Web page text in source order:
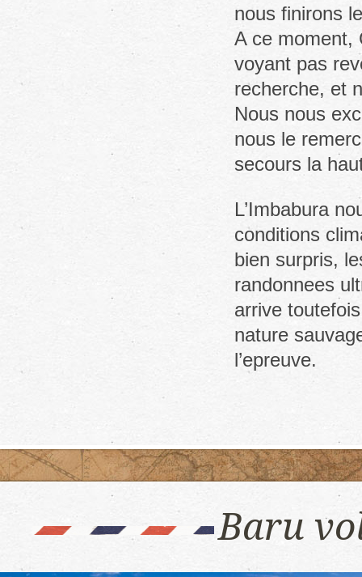
nous finirons
A ce moment,
voyant pas
recherche, et
Nous nous
nous le
secours la
L’Imbabura
conditions
bien surpris,
randonnees
arrive
nature
l’epreuve.
Baru